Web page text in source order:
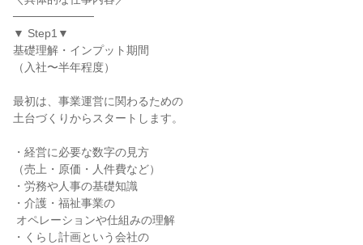
──────────
▼ Step1▼
基礎理解・インプット期間
（入社〜半年程度）
最初は、事業運営に関わるための
土台づくりからスタートします。
・経営に必要な数字の見方
（売上・原価・人件費など）
・労務や人事の基礎知識
・介護・福祉事業の
・くらし計画という会社の